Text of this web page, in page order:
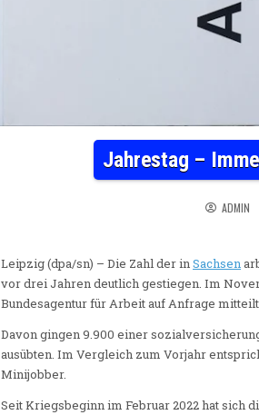
Jahrestag –
ADMIN
Leipzig (dpa/sn) – Die Zahl der inSachsen
vor drei Jahren deutlich gestiegen. Im
Bundesagentur für Arbeit auf Anfrage
Davon gingen 9.900 einer
ausübten. Im Vergleich zum Vorjahr
Minijobber.
Seit Kriegsbeginn im Februar 2022 hat